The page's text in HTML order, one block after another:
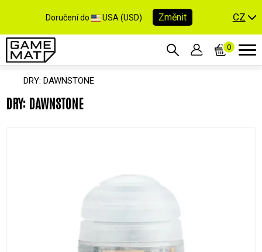
Doručení do USA (USD) Změnit CZ
0
DRY: DAWNSTONE
DRY: DAWNSTONE